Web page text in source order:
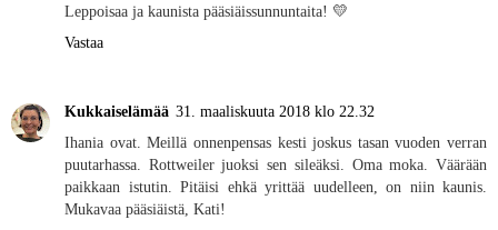
Leppoisaa ja kaunista pääsiäissunnuntaita! 💛
Vastaa
Kukkaiselämää 31. maaliskuuta 2018 klo 22.32
Ihania ovat. Meillä onnenpensas kesti joskus tasan vuoden verran
puutarhassa. Rottweiler juoksi sen sileäksi. Oma moka. Väärään
paikkaan istutin. Pitäisi ehkä yrittää uudelleen, on niin kaunis.
Mukavaa pääsiäistä, Kati!